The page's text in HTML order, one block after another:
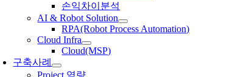
손익차이분석
AI & Robot Solution
RPA(Robot Process Automation)
Cloud Infra
Cloud(MSP)
구축사례
Project 역량